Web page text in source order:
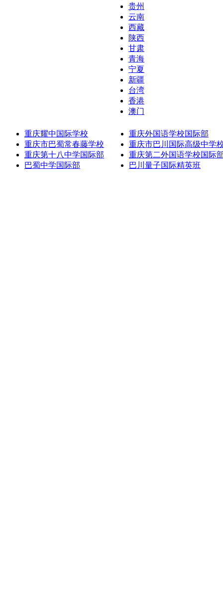
贵州
云南
西藏
陕西
甘肃
青海
宁夏
新疆
台湾
香港
澳门
重庆耀中国际学校
重庆外国语学校国际部
重庆市巴蜀常春藤学校
重庆市巴川国际高级中学
重庆第十八中学国际部
重庆第二外国语学校国际
巴蜀中学国际部
巴川量子国际精英班